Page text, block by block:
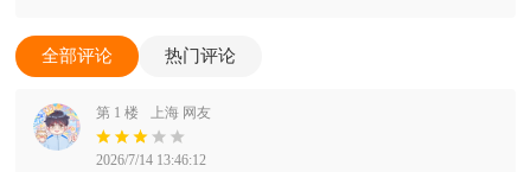
全部评论 热门评论
第 1 楼 上海 网友
2026/7/14 13:46:12